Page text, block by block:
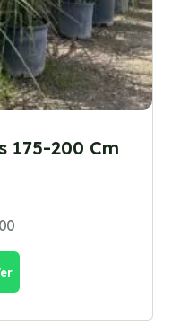
175-200 Cm